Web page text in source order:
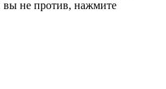
вы не против, нажмите